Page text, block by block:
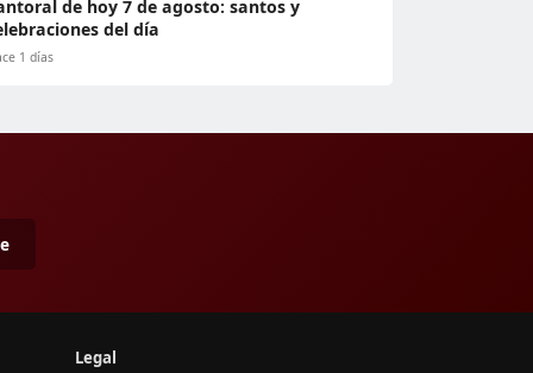
de hoy 7 de agosto: santos y
del día
1 días
Legal